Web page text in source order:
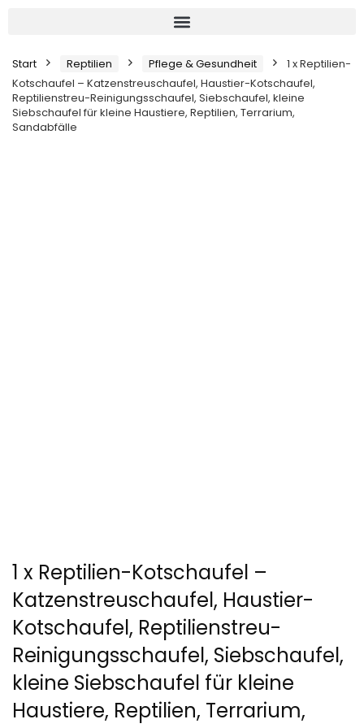
Start Reptilien Pflege & Gesundheit
1 x Reptilien-
Kotschaufel – Katzenstreuschaufel, Haustier-Kotschaufel,
Reptilienstreu-Reinigungsschaufel, Siebschaufel, kleine
Siebschaufel für kleine Haustiere, Reptilien, Terrarium,
Sandabfälle
1 x Reptilien-Kotschaufel –
Katzenstreuschaufel, Haustier-
Kotschaufel, Reptilienstreu-
Reinigungsschaufel, Siebschaufel,
kleine Siebschaufel für kleine
Haustiere, Reptilien, Terrarium,